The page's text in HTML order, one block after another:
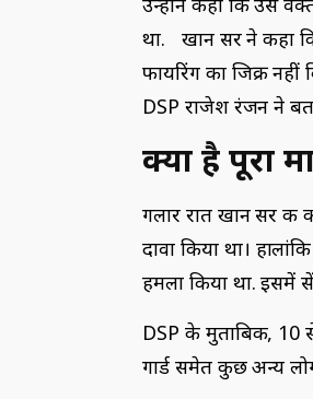
था. खान सर ने कहा
फायरिंग का जिक्र
DSP राजेश रंजन ने
क्‍या है पूरा
गलार रात खान सर की
दावा किया था।
हमला किया था. इसमें
DSP के मुताबिक, 10
गार्ड समेत कुछ अन्य